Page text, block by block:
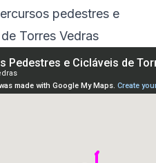
pedestres e
Torres Vedras